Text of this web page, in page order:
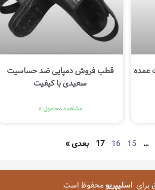
عمده
قطب فروش دمپایی ضد حساسیت
سعیدی با کیفیت
مشاهده محصول »
…
15
16
17 بعدی »
برایاسلیپریومحفوظ است